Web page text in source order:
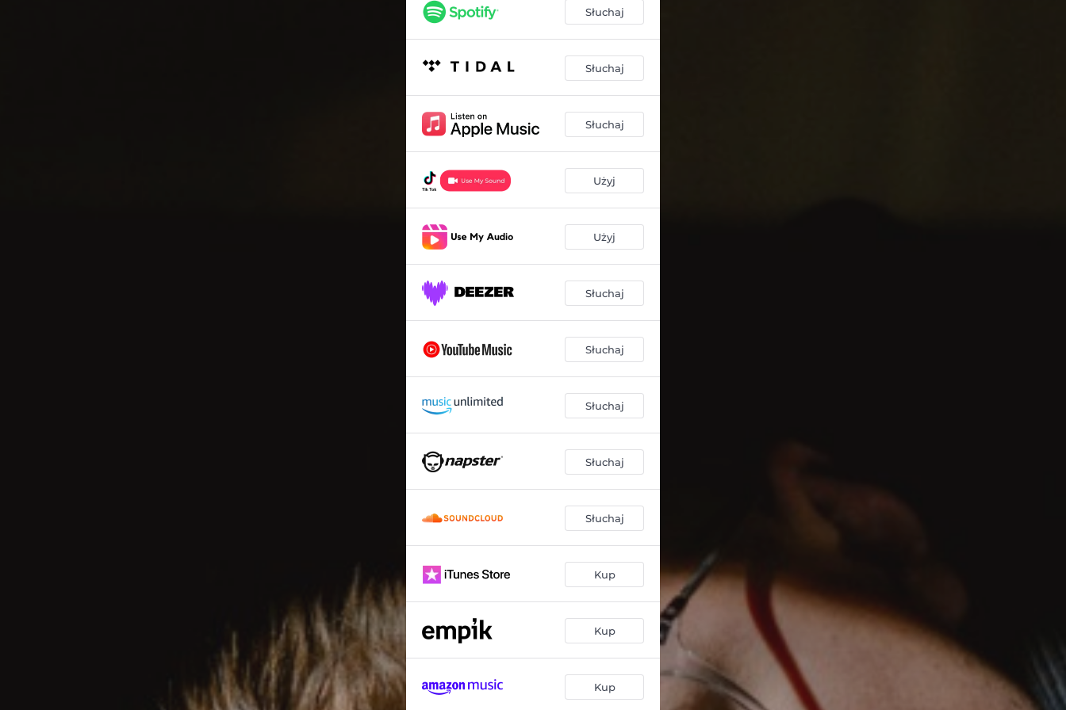
Słuchaj
Słuchaj
Słuchaj
Użyj
Użyj
Słuchaj
Słuchaj
Słuchaj
Słuchaj
Słuchaj
Kup
Kup
Kup